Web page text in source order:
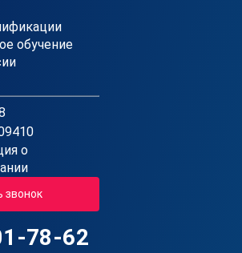
обучение
о
звонок
78-62